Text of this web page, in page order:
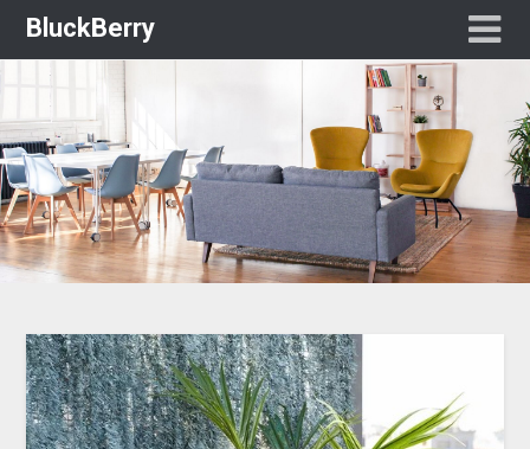
BluckBerry